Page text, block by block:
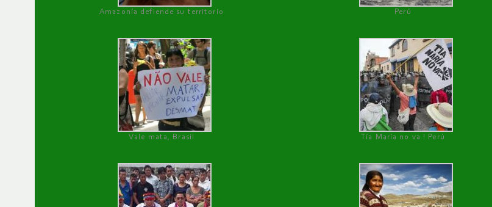
Amazonía defiende su territorio Perú
Vale mata, Brasil Tía María no va ! Perú